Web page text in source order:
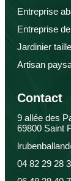
Entreprise
Entreprise
Jardinier
Artisan
Contact
9 allée des
69800 Saint
04 82 29 28